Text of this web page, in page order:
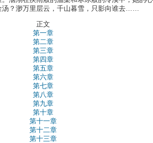
汤？渺万里层云，千山暮雪，只影向谁去……
正文
第一章
第二章
第三章
第四章
第五章
第六章
第七章
第八章
第九章
第十章
第十一章
第十二章
第十三章